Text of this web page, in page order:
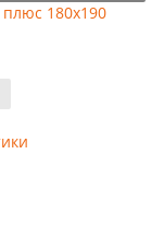
180x190